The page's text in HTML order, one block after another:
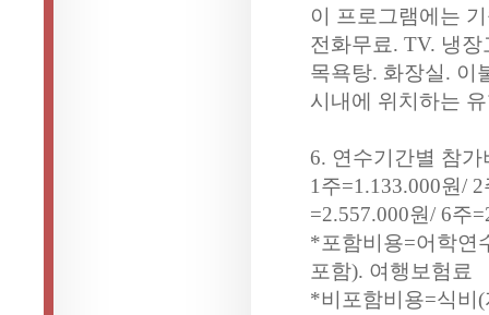
이 프로그램에는
전화무료. TV. 냉
목욕탕. 화장실. 이
시내에 위치하는
6. 연수기간별 참가
1주=1.133.000원/
=2.557.000원/ 6주
*포함비용=어학연
포함). 여행보험료
*비포함비용=식비